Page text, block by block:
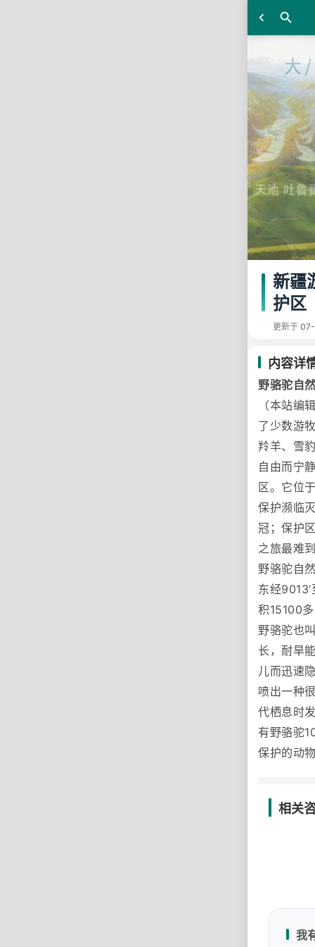
新疆
护区
更新于
内容详
野骆驼自
（本站编
了少数游
羚羊、雪
自由而宁
区。它位
保护濒临
冠；保护
之旅最难
野骆驼自
东经
积15100
野骆驼也
长，耐旱
儿而迅速
喷出一种
代栖息时
有野骆驼
保护的动
相关
我